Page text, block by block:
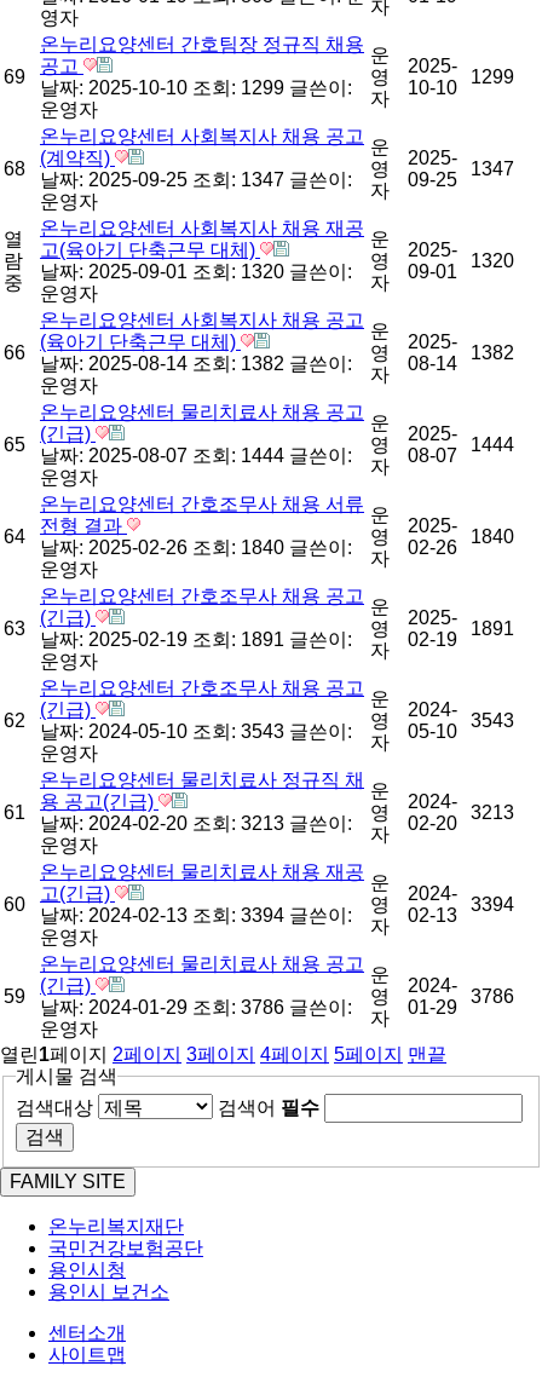
영자
자
69
온누리요양센터 간호팀장 정규직 채용
공고
날짜: 2025-10-10 조회: 1299 글쓴이:
운영자
운
영
자
2025-
10-10
1299
68
온누리요양센터 사회복지사 채용 공고
(계약직)
날짜: 2025-09-25 조회: 1347 글쓴이:
운영자
운
영
자
2025-
09-25
1347
열
람
중
온누리요양센터 사회복지사 채용 재공
고(육아기 단축근무 대체)
날짜: 2025-09-01 조회: 1320 글쓴이:
운영자
운
영
자
2025-
09-01
1320
66
온누리요양센터 사회복지사 채용 공고
(육아기 단축근무 대체)
날짜: 2025-08-14 조회: 1382 글쓴이:
운영자
운
영
자
2025-
08-14
1382
65
온누리요양센터 물리치료사 채용 공고
(긴급)
날짜: 2025-08-07 조회: 1444 글쓴이:
운영자
운
영
자
2025-
08-07
1444
64
온누리요양센터 간호조무사 채용 서류
전형 결과
날짜: 2025-02-26 조회: 1840 글쓴이:
운영자
운
영
자
2025-
02-26
1840
63
온누리요양센터 간호조무사 채용 공고
(긴급)
날짜: 2025-02-19 조회: 1891 글쓴이:
운영자
운
영
자
2025-
02-19
1891
62
온누리요양센터 간호조무사 채용 공고
(긴급)
날짜: 2024-05-10 조회: 3543 글쓴이:
운영자
운
영
자
2024-
05-10
3543
61
온누리요양센터 물리치료사 정규직 채
용 공고(긴급)
날짜: 2024-02-20 조회: 3213 글쓴이:
운영자
운
영
자
2024-
02-20
3213
60
온누리요양센터 물리치료사 채용 재공
고(긴급)
날짜: 2024-02-13 조회: 3394 글쓴이:
운영자
운
영
자
2024-
02-13
3394
59
온누리요양센터 물리치료사 채용 공고
(긴급)
날짜: 2024-01-29 조회: 3786 글쓴이:
운영자
운
영
자
2024-
01-29
3786
열린1페이지 2페이지 3페이지 4페이지 5페이지
맨끝
게시물 검색
검색대상
검색어 필수
FAMILY SITE
온누리복지재단
국민건강보험공단
용인시청
용인시 보건소
센터소개
사이트맵